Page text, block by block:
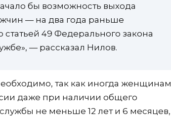
бы возможность выхода
— на два года раньше
статьей 49 Федерального закона
— рассказал Нилов.
так как иногда женщинам
даже при наличии общего
не меньше 12 лет и 6 месяцев,